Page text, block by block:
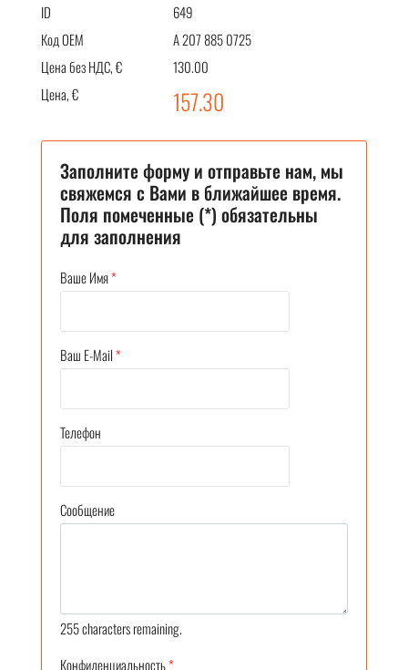
ID
649
Код OEM
A 207 885 0725
Цена без НДС, €
130.00
Цена, €
157.30
Заполните форму и отправьте нам, мы
свяжемся с Вами в ближайшее время.
Поля помеченные (*) обязательны
для заполнения
Ваше Имя*
Ваш E-Mail*
Телефон
Сообщение
255characters remaining.
Конфиденциальность*